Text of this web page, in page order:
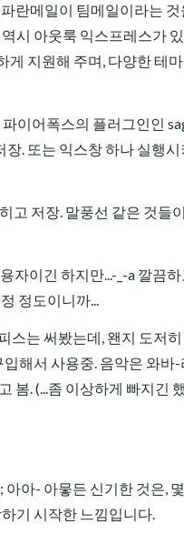
란메일이 팀메일이라는
시 아웃룩 익스프레스가
게 지원해 주며, 다양한 테
이어폭스의 플러그인인
. 또는 익스창 하나 실행
고 저장. 말풍선 같은 것들
자이긴 하지만...-_-a 깔끔
정도이니까...
스는 써봤는데, 왠지 도저
해서 사용중. 음악은 와바
봄. (...좀 이상하게 빠지긴
아아- 아뭏든 신기한 것은,
기 시작한 느낌입니다.